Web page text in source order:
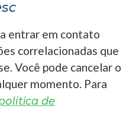
entrar em contato
correlacionadas que
Você pode cancelar o
momento. Para
de